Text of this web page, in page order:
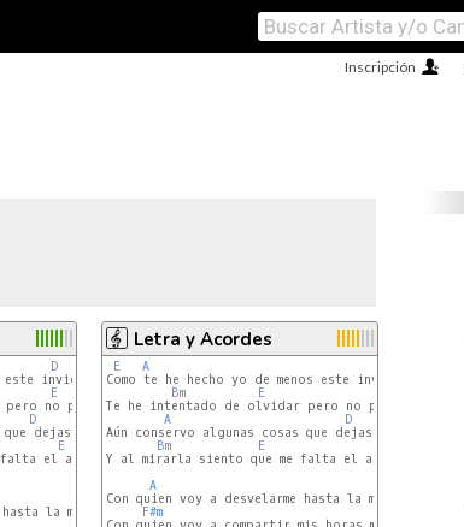
Inscripción
D
E
D
E
falta el aire
Letra y Acordes
E A
Como te he hecho yo de menos este invierno
Bm
E
Te he intentado de olvidar pero no puedo
A
D
Aún conservo algunas cosas que dejaste
Bm
E
Y al mirarla siento que me falta el aire.  E
A
Con quien voy a desvelarme hasta la madrugada
F#m